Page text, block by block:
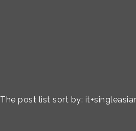
The post list sort by: